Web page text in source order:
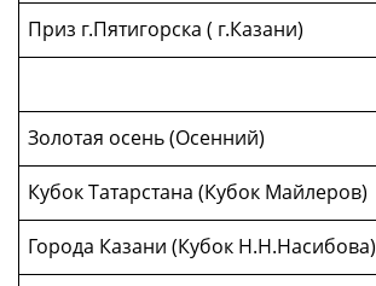
Приз г.Пятигорска ( г.Казани)
Золотая осень (Осенний)
Кубок Татарстана (Кубок Майлеров)
Города Казани (Кубок Н.Н.Насибова)